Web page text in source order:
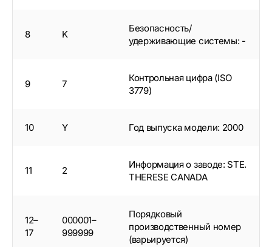
8 K
Безопасность/
удерживающие системы: -
9 7
Контрольная цифра (ISO
3779)
10 Y Год выпуска модели: 2000
11 2
Информация о заводе: STE.
THERESE CANADA
12–
17
000001–
999999
Порядковый
производственный номер
(варьируется)